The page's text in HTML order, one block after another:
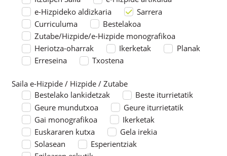
e-Hizpideko aldizkaria
Sarrera
Curriculuma
Bestelakoa
Zutabe/Hizpide/e-Hizpide monografikoa
Heriotza-oharrak
Ikerketak
Planak
Erreseina
Txostena
Saila e-Hizpide / Hizpide / Zutabe
Saila e-Hizpide / Hizpide / Zutabe
Bestelako lankidetzak
Beste iturrietatik
Geure mundutxoa
Geure iturrietatik
Gai monografikoa
Ikerketak
Euskararen kutxa
Gela irekia
Solasean
Esperientziak